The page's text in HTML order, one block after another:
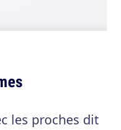
les proches dit